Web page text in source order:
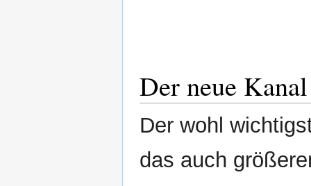
Der neue Kanal
Der wohl
das auch